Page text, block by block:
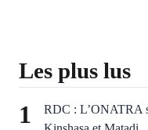
Les plus lus
1
RDC : L’ONATRA